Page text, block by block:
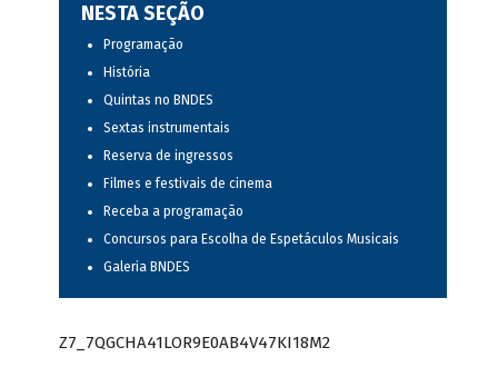
NESTA SEÇÃO
Programação
História
Quintas no BNDES
Sextas instrumentais
Reserva de ingressos
Filmes e festivais de cinema
Receba a programação
Concursos para Escolha de Espetáculos Musicais
Galeria BNDES
Z7_7QGCHA41LOR9E0AB4V47KI18M2